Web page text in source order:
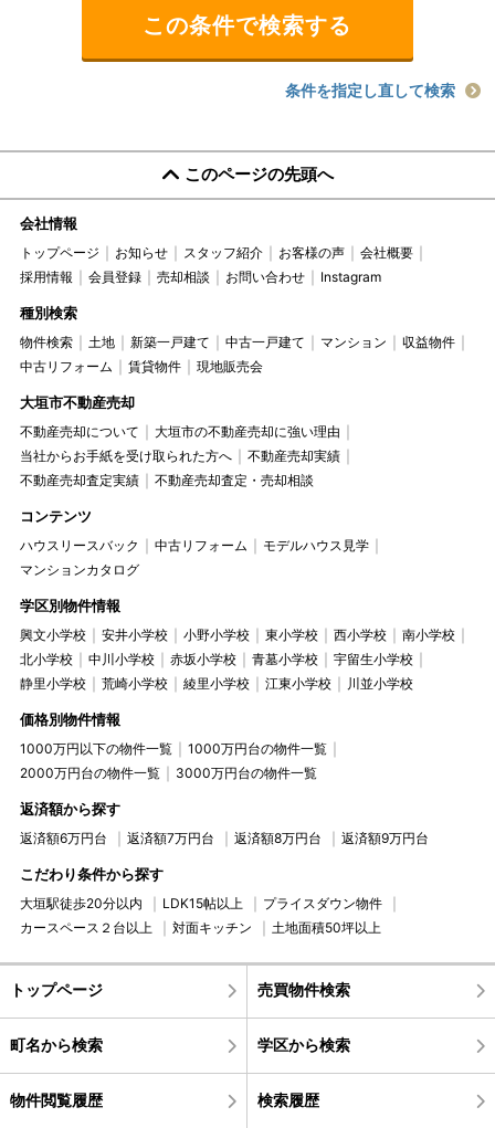
条件を指定し直して検索
このページの先頭へ
会社情報
トップページ お知らせ スタッフ紹介 お客様の声
会社概要
採用情報
会員登録 売却相談 お問い合わせ Instagram
種別検索
物件検索 土地 新築一戸建て 中古一戸建て マンション
収益物件
中古リフォーム
賃貸物件 現地販売会
大垣市不動産売却
不動産売却について
大垣市の不動産売却に強い理由
当社からお手紙を受け取られた方へ
不動産売却実績
不動産売却査定実績
不動産売却査定・売却相談
コンテンツ
ハウスリースバック 中古リフォーム
モデルハウス見学
マンションカタログ
学区別物件情報
興文小学校 安井小学校 小野小学校 東小学校 西小学校
南小学校
北小学校
中川小学校 赤坂小学校 青墓小学校
宇留生小学校
静里小学校
荒崎小学校 綾里小学校 江東小学校 川並小学校
価格別物件情報
1000万円以下の物件一覧
1000万円台の物件一覧
2000万円台の物件一覧
3000万円台の物件一覧
返済額から探す
返済額6万円台 返済額7万円台 返済額8万円台 返済額9万円台
こだわり条件から探す
大垣駅徒歩20分以内 LDK15帖以上
プライスダウン物件
カースペース２台以上
対面キッチン 土地面積50坪以上
トップページ 売買物件検索
町名から検索 学区から検索
物件閲覧履歴 検索履歴